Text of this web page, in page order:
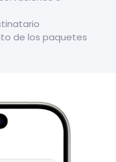
de los paquetes